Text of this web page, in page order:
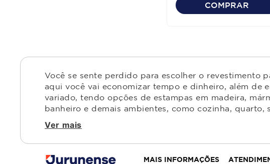
COMPRAR
Você se sente perdido para escolher o revestimento
aqui você vai economizar tempo e dinheiro, além de
variado, tendo opções de estampas em madeira,
banheiro e demais ambientes, como cozinha, quarto,
Ver mais
MAIS INFORMAÇÕES